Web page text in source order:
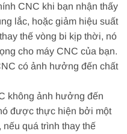
CNC khi bạn nhận thấy
lắc, hoặc giảm hiệu suất
thế vòng bi kịp thời, nó
cho máy CNC của bạn.
có ảnh hưởng đến chất
không ảnh hưởng đến
được thực hiện bởi một
quá trình thay thế